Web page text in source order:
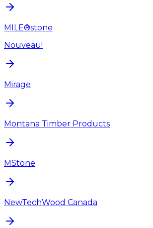
MILE®stone
Nouveau!
Mirage
Montana Timber Products
MStone
NewTechWood Canada